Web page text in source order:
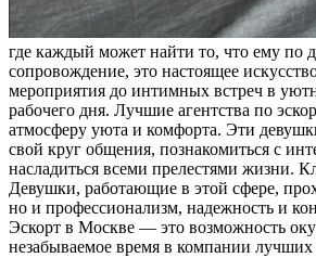
где каждый может найти то, что ему по
сопровождение, это настоящее
мероприятия до интимных встреч в
рабочего дня. Лучшие агентства по
атмосферу уюта и комфорта. Эти
свой круг общения, познакомиться с
насладиться всеми прелестями жизни.
Девушки, работающие в этой сфере,
но и профессионализм, надежность и
Эскорт в Москве — это возможность
незабываемое время в компании лучших